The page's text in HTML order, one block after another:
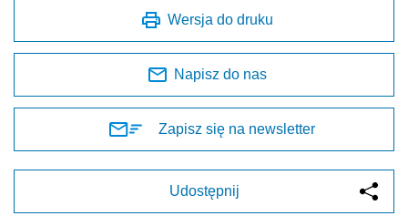
Wersja do druku
Napisz do nas
Zapisz się na newsletter
Udostępnij